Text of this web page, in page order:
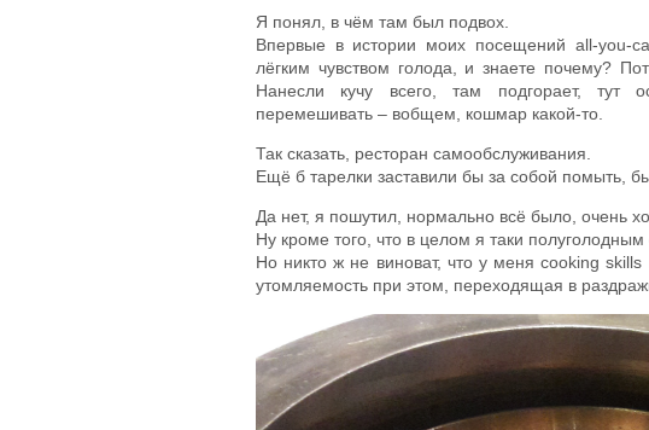
Я понял, в чём там был подвох.
Впервые в истории моих посещений all-you-
лёгким чувством голода, и знаете почему?
Нанесли кучу всего, там подгорает, тут
перемешивать – вобщем, кошмар какой-то.
Так сказать, ресторан самообслуживания.
Ещё б тарелки заставили бы за собой помыть,
Да нет, я пошутил, нормально всё было, очень
Ну кроме того, что в целом я таки полуголодным
Но никто ж не виноват, что у меня cooking
утомляемость при этом, переходящая в